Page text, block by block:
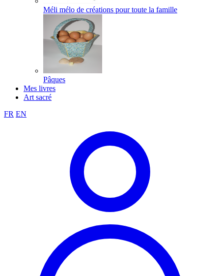
Méli mélo de créations pour toute la famille
Pâques
Mes livres
Art sacré
FR EN